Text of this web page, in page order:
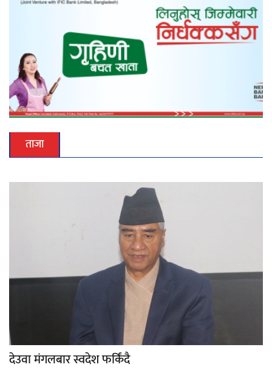
ताजा
देउवा मंगलबार स्वदेश फर्किंदै